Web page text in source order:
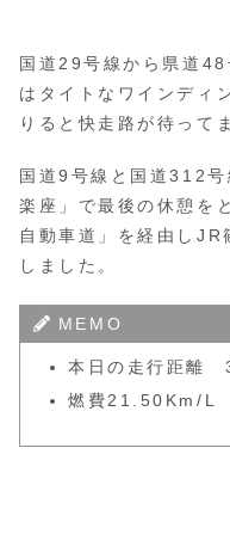
国道29号線から県道
はタイトなワインディ
りると快走路が待って
国道9号線と国道312
楽座」で最後の休憩を
自動車道」を経由しJR
しました。
MEMO
本日の走行距離
燃費21.50Km/L